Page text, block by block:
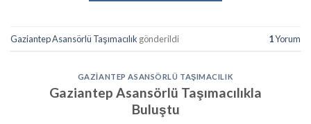
Gaziantep Asansörlü Taşımacılık gönderildi 1Yorum
GAZIANTEP ASANSÖRLÜ TAŞIMACILIK
Gaziantep Asansörlü Taşımacılıkla
Buluştu